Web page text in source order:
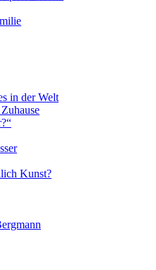
in der Welt
Kunst?